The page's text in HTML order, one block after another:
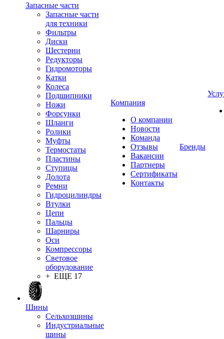
Запасные части
Запасные части
для техники
Фильтры
Диски
Шестерни
Редукторы
Гидромоторы
Катки
Колеса
Подшипники
Ножи
Форсунки
Шланги
Ролики
Муфты
Термостаты
Пластины
Ступицы
Долота
Ремни
Гидроцилиндры
Втулки
Цепи
Пальцы
Шарниры
Оси
Компрессоры
Световое
оборудование
+ ЕЩЕ 17
Шины
Сельхозшины
Индустриальные
шины
Компания
О компании
Новости
Команда
Отзывы
Вакансии
Партнеры
Сертификаты
Контакты
Бренды